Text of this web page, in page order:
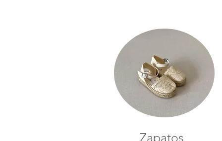
Zapatos